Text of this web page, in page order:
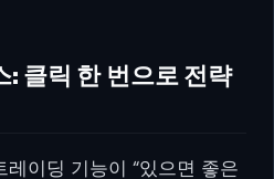
클릭 한 번으로 전략
이딩 기능이 “있으면 좋은